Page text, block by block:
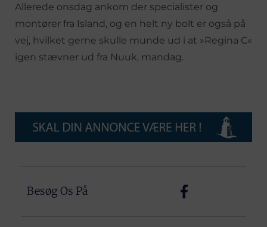
Allerede onsdag ankom der specialister og
montører fra Island, og en helt ny bolt er også på
vej, hvilket gerne skulle munde ud i at »Regina C«
igen stævner ud fra Nuuk, mandag.
Besøg Os På